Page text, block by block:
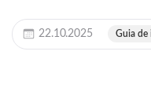
22.10.2025 Guia de